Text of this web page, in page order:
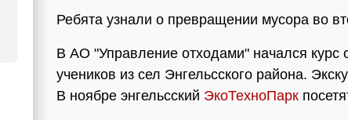
Ребята узнали о превращении мусора во
В АО "Управление отходами" начался курс
учеников из сел Энгельсского района.
В ноябре энгельсский ЭкоТехноПарк